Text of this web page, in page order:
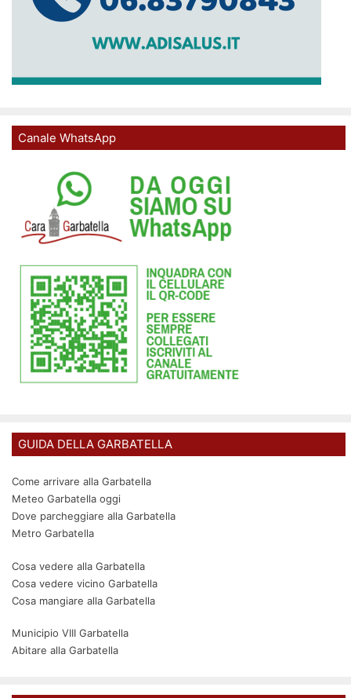
Canale WhatsApp
GUIDA DELLA GARBATELLA
Come arrivare alla Garbatella
Meteo Garbatella oggi
Dove parcheggiare alla Garbatella
Metro Garbatella
Cosa vedere alla Garbatella
Cosa vedere vicino Garbatella
Cosa mangiare alla Garbatella
Municipio VIII Garbatella
Abitare alla Garbatella